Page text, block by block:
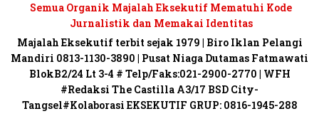
Semua Organik Majalah Eksekutif Mematuhi Kode
Jurnalistik dan Memakai Identitas
Majalah Eksekutif terbit sejak 1979 | Biro Iklan Pelangi
Mandiri 0813-1130-3890 | Pusat Niaga Dutamas Fatmawati
BlokB2/24 Lt 3-4 # Telp/Faks:021-2900-2770 | WFH
#Redaksi The Castilla A3/17 BSD City-
Tangsel#Kolaborasi EKSEKUTIF GRUP: 0816-1945-288